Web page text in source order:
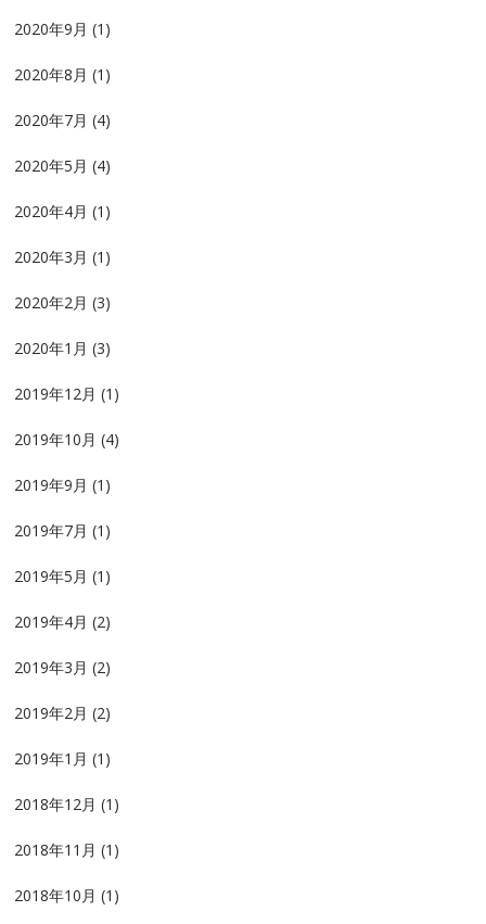
2020年9月 (1)
2020年8月 (1)
2020年7月 (4)
2020年5月 (4)
2020年4月 (1)
2020年3月 (1)
2020年2月 (3)
2020年1月 (3)
2019年12月 (1)
2019年10月 (4)
2019年9月 (1)
2019年7月 (1)
2019年5月 (1)
2019年4月 (2)
2019年3月 (2)
2019年2月 (2)
2019年1月 (1)
2018年12月 (1)
2018年11月 (1)
2018年10月 (1)